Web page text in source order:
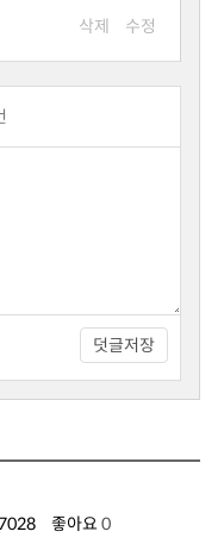
삭제 수정
덧글저장
좋아요 0